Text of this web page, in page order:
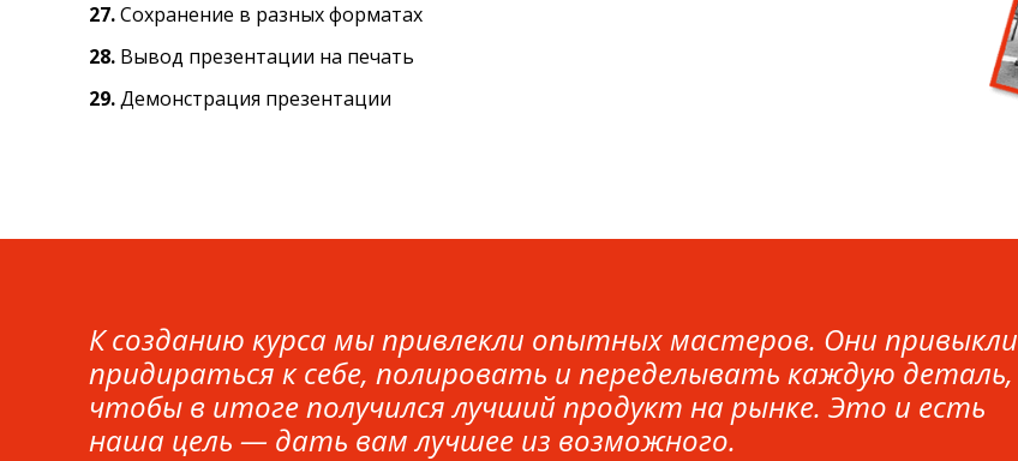
27.Сохранение в разных форматах
28. Вывод презентации на печать
29.Демонстрация презентации
К созданию курса мы привлекли опытных мастеров. Они привыкли
придираться к себе, полировать и переделывать каждую деталь,
чтобы в итоге получился лучший продукт на рынке. Это и есть
наша цель — дать вам лучшее из возможного.